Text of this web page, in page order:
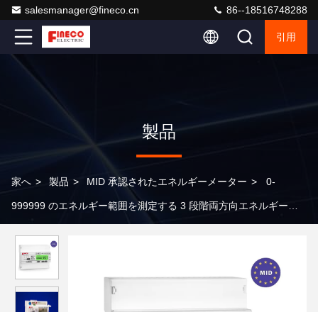
salesmanager@fineco.cn 86--18516748288
引用
製品
家へ > 製品 > MID 承認されたエネルギーメーター > 0-
999999 のエネルギー範囲を測定する 3 段階両方向エネルギーメ